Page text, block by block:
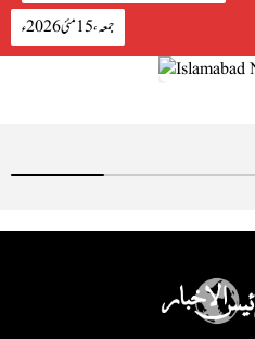
جمعہ، 15 مئی 2026ء